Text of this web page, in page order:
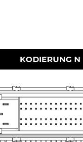
KODIERUNG N